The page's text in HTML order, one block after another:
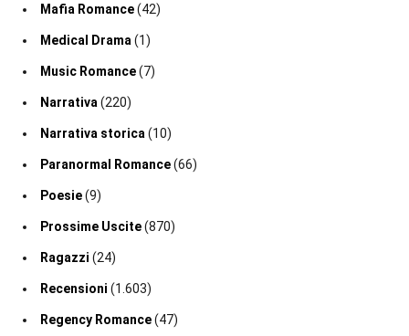
Mafia Romance(42)
Medical Drama (1)
Music Romance(7)
Narrativa (220)
Narrativa storica (10)
Paranormal Romance(66)
Poesie(9)
Prossime Uscite(870)
Ragazzi (24)
Recensioni (1.603)
Regency Romance(47)